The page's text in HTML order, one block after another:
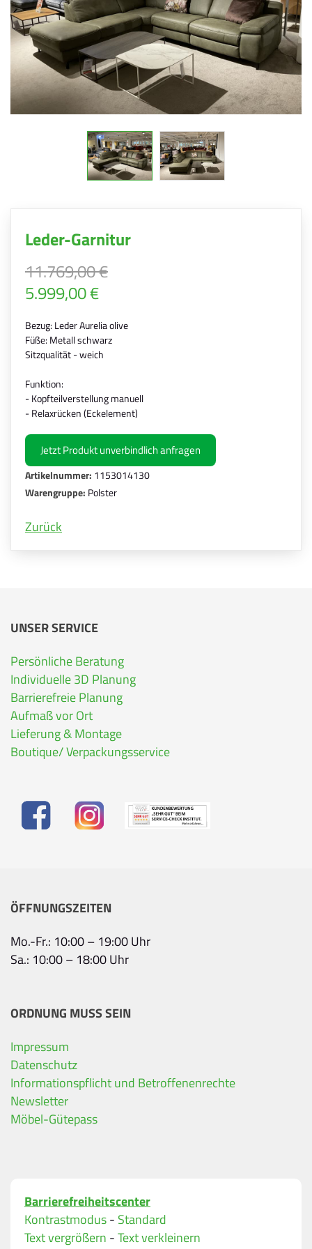
Leder-Garnitur
11.769,00 €
5.999,00 €
Bezug: Leder Aurelia olive
Füße: Metall schwarz
Sitzqualität - weich
Funktion:
- Kopfteilverstellung manuell
- Relaxrücken (Eckelement)
Jetzt Produkt unverbindlich anfragen
Artikelnummer: 1153014130
Warengruppe: Polster
Zurück
UNSER SERVICE
Persönliche Beratung
Individuelle 3D Planung
Barrierefreie Planung
Aufmaß vor Ort
Lieferung & Montage
Boutique/ Verpackungsservice
ÖFFNUNGSZEITEN
Mo.-Fr.: 10:00 – 19:00 Uhr
Sa.: 10:00 – 18:00 Uhr
ORDNUNG MUSS SEIN
Impressum
Datenschutz
Informationspflicht und Betroffenenrechte
Newsletter
Möbel-Gütepass
Barrierefreiheitscenter
Kontrastmodus- Standard
Text vergrößern -Text verkleinern
Ihre Kontaktdaten
Alle mit Stern gekennzeichneten Felder sind
Name
Bitte geben Sie eine gültige E-Mail-Adresse ein.
Telefon*